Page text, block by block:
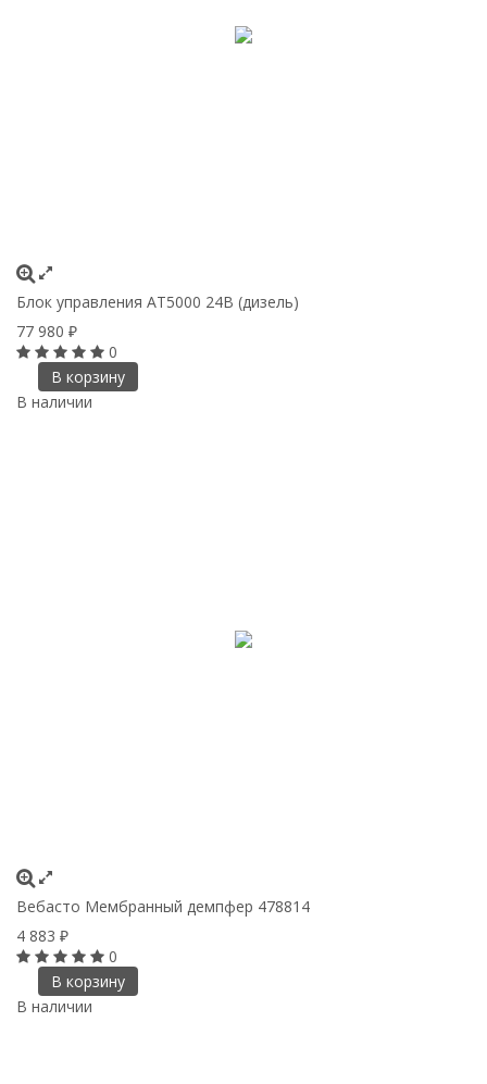
Блок управления АТ5000 24В (дизель)
77 980 ₽
0
В корзину
В наличии
Вебасто Мембранный демпфер 478814
4 883 ₽
0
В корзину
В наличии